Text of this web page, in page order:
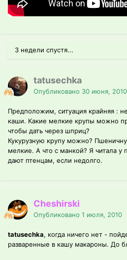
3 недели спустя...
tatusechka
Опубликовано 30 июня, 2010
Предположим, ситуация крайняя :
каши. Какие мелкие крупы можно
чтобы дать через шприц?
Кукурузную крупу можно?
мелкие. А что с манкой? Я читала у
дают птенцам, если недолго.
Cheshirski
Опубликовано 1 июля, 2010
tatusechka, когда ничего нет -
разваренные в кашу макароны. До